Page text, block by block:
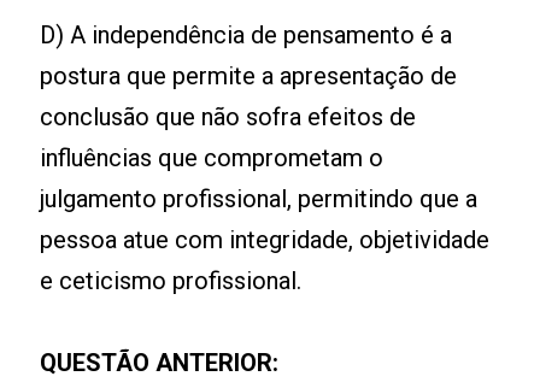
D) A independência de pensamento é a
postura que permite a apresentação de
conclusão que não sofra efeitos de
influências que comprometam o
julgamento profissional, permitindo que a
pessoa atue com integridade, objetividade
e ceticismo profissional.
QUESTÃO ANTERIOR: